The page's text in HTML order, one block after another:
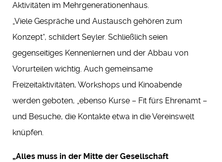
Aktivitäten im Mehrgenerationenhaus.
„Viele Gespräche und Austausch gehören zum
Konzept“, schildert Seyler. Schließlich seien
gegenseitiges Kennenlernen und der Abbau von
Vorurteilen wichtig. Auch gemeinsame
Freizeitaktivitäten, Workshops und Kinoabende
werden geboten, „ebenso Kurse – Fit fürs Ehrenamt –
und Besuche, die Kontakte etwa in die Vereinswelt
knüpfen.
„Alles muss in der Mitte der Gesellschaft